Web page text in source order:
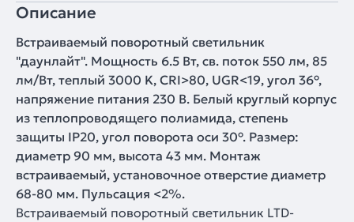
Описание
Встраиваемый поворотный светильник
"даунлайт". Мощность 6.5 Вт, св. поток 550 лм, 85
лм/Вт, теплый 3000 K, CRI>80, UGR<19, угол 36°,
напряжение питания 230 В. Белый круглый корпус
из теплопроводящего полиамида, степень
защиты IP20, угол поворота оси 30°. Размер:
диаметр 90 мм, высота 43 мм. Монтаж
встраиваемый, установочное отверстие диаметр
68-80 мм. Пульсация <2%.
Встраиваемый поворотный светильник LTD-